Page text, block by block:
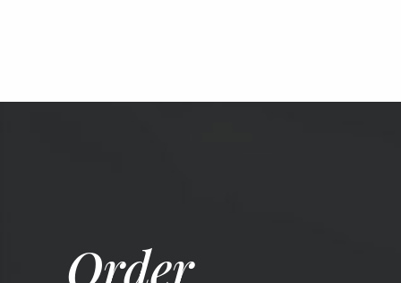
Order